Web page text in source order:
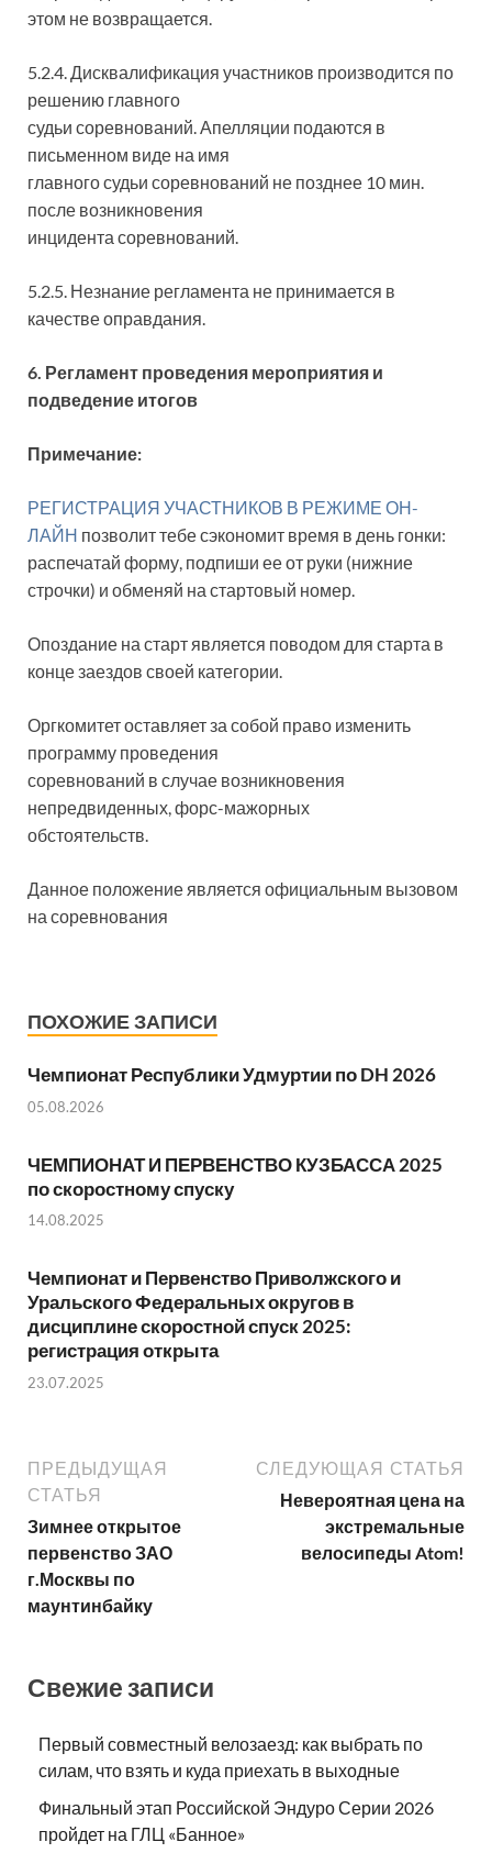
этом не возвращается.
5.2.4. Дисквалификация участников производится по
решению главного
судьи соревнований. Апелляции подаются в
письменном виде на имя
главного судьи соревнований не позднее 10 мин.
после возникновения
инцидента соревнований.
5.2.5. Незнание регламента не принимается в
качестве оправдания.
6. Регламент проведения мероприятия и
подведение итогов
Примечание:
РЕГИСТРАЦИЯ УЧАСТНИКОВ В РЕЖИМЕ ОН-
ЛАЙН позволит тебе сэкономит время в день гонки:
распечатай форму, подпиши ее от руки (нижние
строчки) и обменяй на стартовый номер.
Опоздание на старт является поводом для старта в
конце заездов своей категории.
Оргкомитет оставляет за собой право изменить
программу проведения
соревнований в случае возникновения
непредвиденных, форс-мажорных
обстоятельств.
Данное положение является официальным вызовом
на соревнования
ПОХОЖИЕ ЗАПИСИ
Чемпионат Республики Удмуртии по DH 2026
05.08.2026
ЧЕМПИОНАТ И ПЕРВЕНСТВО КУЗБАССА 2025
по скоростному спуску
14.08.2025
Чемпионат и Первенство Приволжского и
Уральского Федеральных округов в
дисциплине скоростной спуск 2025:
регистрация открыта
23.07.2025
ПРЕДЫДУЩАЯ
СТАТЬЯ
Зимнее открытое
первенство ЗАО
г.Москвы по
маунтинбайку
СЛЕДУЮЩАЯ СТАТЬЯ
Невероятная цена на
экстремальные
велосипеды Atom!
Свежие записи
Первый совместный велозаезд: как выбрать по
силам, что взять и куда приехать в выходные
Финальный этап Российской Эндуро Серии 2026
пройдет на ГЛЦ «Банное»